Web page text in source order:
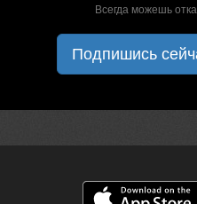
Всегда можешь
Подпишись